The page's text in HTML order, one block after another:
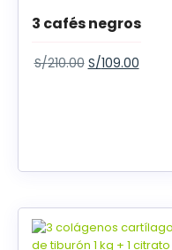
3 cafés negros
S/210.00 S/109.00